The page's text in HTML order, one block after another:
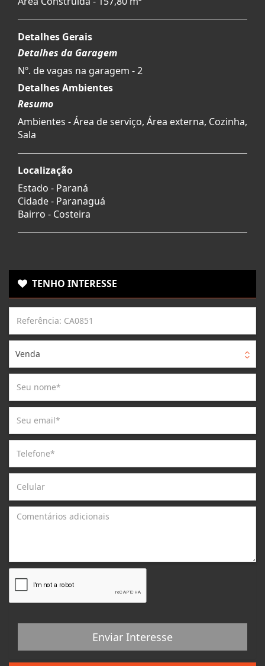
Detalhes Gerais
Detalhes da Garagem
Nº. de vagas na garagem - 2
Detalhes Ambientes
Resumo
Ambientes - Área de serviço, Área externa, Cozinha,
Sala
Localização
Estado - Paraná
Cidade - Paranaguá
Bairro - Costeira
TENHO INTERESSE
Venda
Enviar Interesse